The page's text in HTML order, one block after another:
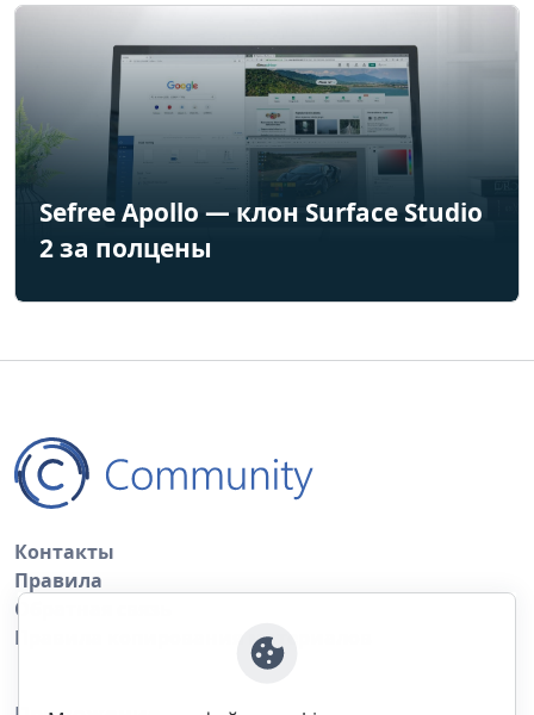
Sefree Apollo — клон Surface Studio
2 за полцены
Контакты
Правила
Обратная связь
Правила копирования материалов